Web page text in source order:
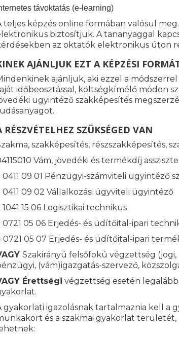
távoktatás (e-learning)
teljes képzés online formában valósul
biztosítjuk. A tananyaggal
az oktatók elektronikus úton
AJÁNLJUK EZT A KÉPZÉSI
ajánljuk, aki ezzel a
időbeosztással, költségkímélő módon
ügyintéző szakképesítés
RÉSZVÉTELHEZ SZÜKSÉGED VAN
szakképesítés, részszakképesítés,
Vám, jövedéki és termékdíj
0411 09 01 Pénzügyi-számviteli ügyintéző
0411 09 02 Vállalkozási ügyviteli ügyintéző
1041 15 06 Logisztikai technikus
0721 05 06 Erjedés- és üdítőital-ipari
0721 05 07 Erjedés- és üdítőital-ipari
Szakirányú felsőfokú végzettség (jogi,
(vám)igazgatás-szervező,
Érettségi végzettség esetén
gyakorlati igazolásnak tartalmaznia kell a
és a szakmai gyakorlat területét,